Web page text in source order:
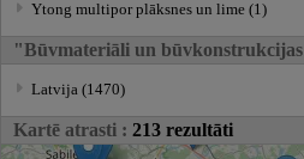
Ytong multipor plāksnes un lime (1)
"Būvmateriāli un
Latvija (1470)
Kartē atrasti : 213 rezultāti